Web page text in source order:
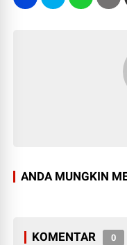
ANDA MUNGKIN
KOMENTAR 0